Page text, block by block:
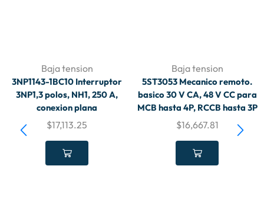
Baja tension
3NP1143-1BC10 Interruptor
3NP1,3 polos, NH1, 250 A,
conexion plana
$17,113.25
Baja tension
5ST3053 Mecanico remoto.
basico 30 V CA, 48 V CC para
MCB hasta 4P, RCCB hasta 3P
$16,667.81